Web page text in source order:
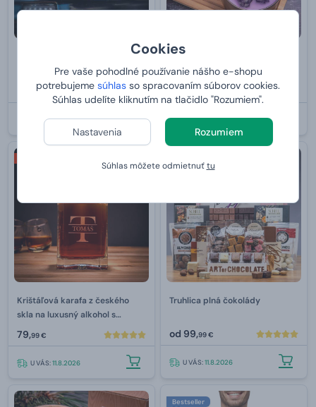
Cookies
Pre vaše pohodlné používanie nášho e-shopu
potrebujeme súhlas so spracovaním súborov cookies.
Súhlas udelíte kliknutím na tlačidlo "Rozumiem".
Nastavenia Rozumiem
Súhlas môžete odmietnuťtu
gravírovaním –⁠ rose gold + 3
náplne
99 €
U VÁS:11.8.2026
Zdobená sviečka v plechovej
dóze - Levanduľa 200 g
od17,99 €
U VÁS:11.8.2026
Krištáľová karafa z českého
skla na luxusný alkohol s
gravírovaním 800 ml
79,99 €
U VÁS:11.8.2026
Truhlica plná čokolády
od 99,99 €
U VÁS:11.8.2026
Bestseller